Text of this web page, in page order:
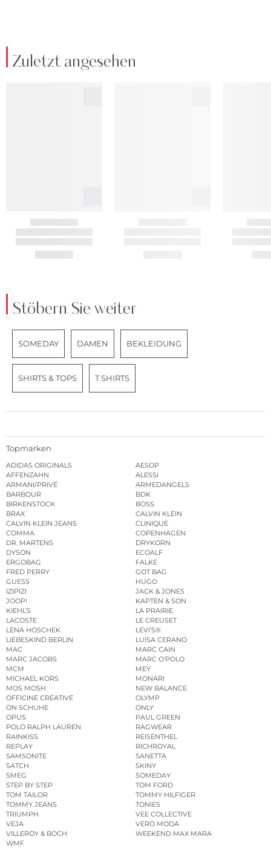
Zuletzt angesehen
Stöbern Sie weiter
SOMEDAY DAMEN BEKLEIDUNG
SHIRTS & TOPS T SHIRTS
Topmarken
ADIDAS ORIGINALS
AESOP
AFFENZAHN
ALESSI
ARMANI/PRIVÉ
ARMEDANGELS
BARBOUR
BDK
BIRKENSTOCK
BOSS
BRAX
CALVIN KLEIN
CALVIN KLEIN JEANS
CLINIQUE
COMMA
COPENHAGEN
DR. MARTENS
DRYKORN
DYSON
ECOALF
ERGOBAG
FALKE
FRED PERRY
GOT BAG
GUESS
HUGO
IZIPIZI
JACK & JONES
JOOP!
KAPTEN & SON
KIEHL’S
LA PRAIRIE
LACOSTE
LE CREUSET
LENA HOSCHEK
LEVI’S®
LIEBESKIND BERLIN
LUISA CERANO
MAC
MARC CAIN
MARC JACOBS
MARC O’POLO
MCM
MEY
MICHAEL KORS
MONARI
MOS MOSH
NEW BALANCE
OFFICINE CREATIVE
OLYMP
ON SCHUHE
ONLY
OPUS
PAUL GREEN
POLO RALPH LAUREN
RAGWEAR
RAINKISS
REISENTHEL
REPLAY
RICHROYAL
SAMSONITE
SANETTA
SATCH
SKINY
SMEG
SOMEDAY
STEP BY STEP
TOM FORD
TOM TAILOR
TOMMY HILFIGER
TOMMY JEANS
TONIES
TRIUMPH
VEE COLLECTIVE
VEJA
VERO MODA
VILLEROY & BOCH
WEEKEND MAX MARA
WMF